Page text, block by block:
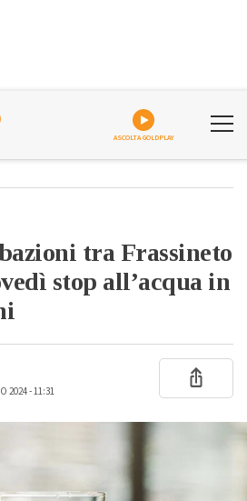
ASCOLTA GOLDPLAY
tra Frassineto
stop all’acqua in
2024 - 11:31